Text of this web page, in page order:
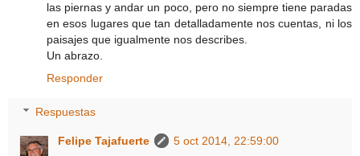
las piernas y andar un poco, pero no siempre tiene paradas
en esos lugares que tan detalladamente nos cuentas, ni los
paisajes que igualmente nos describes.
Un abrazo.
Responder
Respuestas
Felipe Tajafuerte
5 oct 2014, 22:59:00